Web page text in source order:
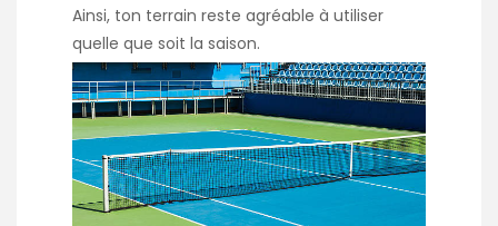
Ainsi, ton terrain reste agréable à utiliser
quelle que soit la saison.